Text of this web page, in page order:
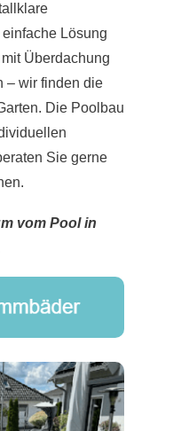
Lösung
Überdachung
– wir finden die
Die Poolbau
Sie gerne
vom Pool in